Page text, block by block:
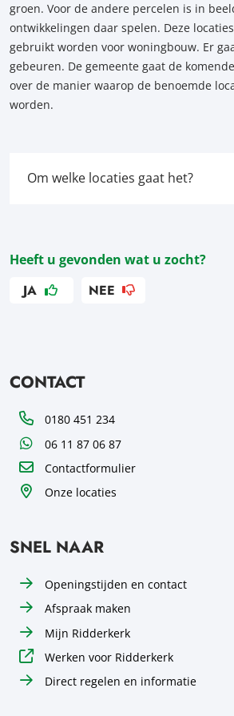
groen. Voor de andere percelen is in
ontwikkelingen daar spelen. Deze
gebruikt worden voor woningbouw. Er
gebeuren. De gemeente gaat de
over de manier waarop de benoemde
worden.
Om welke locaties gaat het?
Heeft u gevonden wat u zocht?
JA NEE
CONTACT
Telefoon0180 451 234
WhatsApp06 11 87 06 87
Contactformulier
Onze locaties
SNEL NAAR
Openingstijden en contact
Afspraak maken
Mijn Ridderkerk
Werken voor Ridderkerk
Direct regelen en informatie